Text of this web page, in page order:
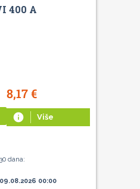
400 A
8,17€
info Više
dana:
09.08.2026 00:00